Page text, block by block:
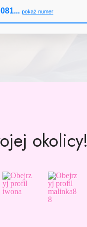
pokaż numer
okolicy!